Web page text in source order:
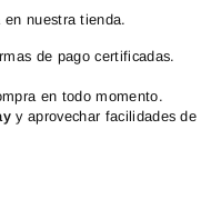
nuestra tienda.
de pago certificadas.
en todo momento.
y aprovechar facilidades de